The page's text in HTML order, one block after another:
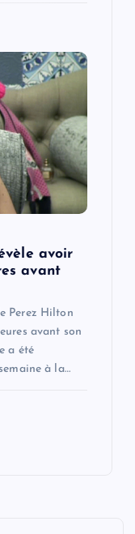
avoir
avant
Perez Hilton
avant son
a été
à la…